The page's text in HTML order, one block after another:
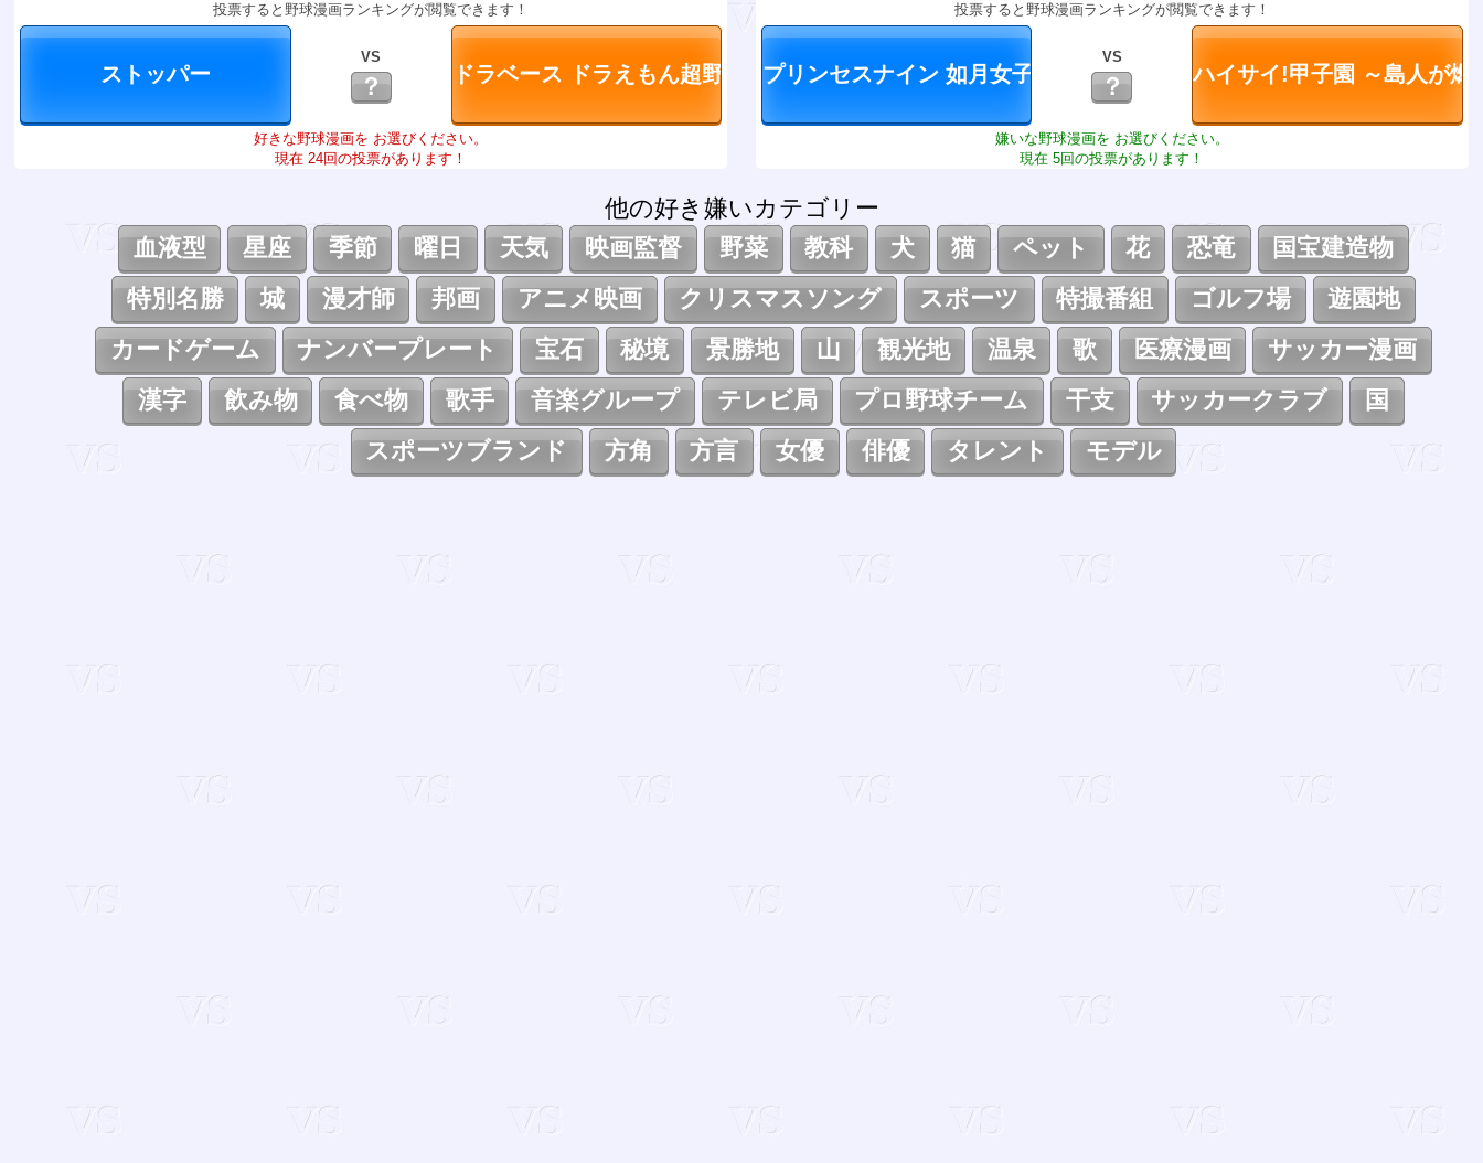
投票すると野球漫画ランキングが閲覧できます！
VS
？
好きな野球漫画を お選びください。
現在 24回の投票があります！
投票すると野球漫画ランキングが閲覧できます！
VS
？
嫌いな野球漫画を お選びください。
現在 5回の投票があります！
他の好き嫌いカテゴリー
血液型
星座 季節 曜日 天気 映画監督 野菜 教科 犬 猫 ペット 花 恐竜
国宝建造物
特別名勝
城 漫才師 邦画 アニメ映画 クリスマスソング スポーツ 特撮番組 ゴルフ場
遊園地
カードゲーム
ナンバープレート 宝石 秘境 景勝地 山 観光地 温泉 歌 医療漫画
サッカー漫画
漢字
飲み物 食べ物 歌手 音楽グループ テレビ局 プロ野球チーム 干支 サッカークラブ
国
スポーツブランド
方角 方言 女優 俳優 タレント モデル